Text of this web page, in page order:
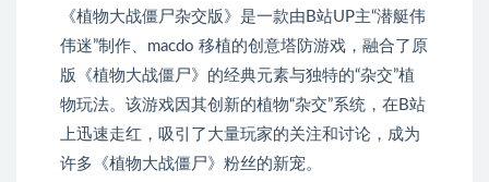
《植物大战僵尸杂交版》是一款由B站UP主“潜艇伟
伟迷”制作、macdo 移植的创意塔防游戏，融合了原
版《植物大战僵尸》的经典元素与独特的“杂交”植
物玩法。该游戏因其创新的植物“杂交”系统，在B站
上迅速走红，吸引了大量玩家的关注和讨论，成为
许多《植物大战僵尸》粉丝的新宠。